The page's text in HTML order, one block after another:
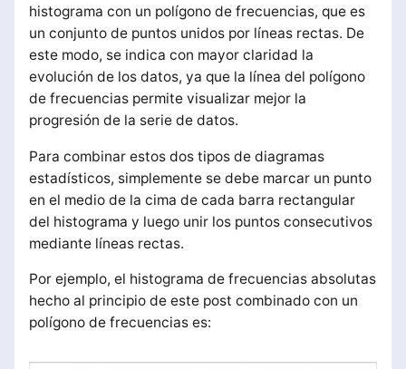
histograma con un polígono de frecuencias, que es
un conjunto de puntos unidos por líneas rectas. De
este modo, se indica con mayor claridad la
evolución de los datos, ya que la línea del polígono
de frecuencias permite visualizar mejor la
progresión de la serie de datos.
Para combinar estos dos tipos de diagramas
estadísticos, simplemente se debe marcar un punto
en el medio de la cima de cada barra rectangular
del histograma y luego unir los puntos consecutivos
mediante líneas rectas.
Por ejemplo, el histograma de frecuencias absolutas
hecho al principio de este post combinado con un
polígono de frecuencias es: